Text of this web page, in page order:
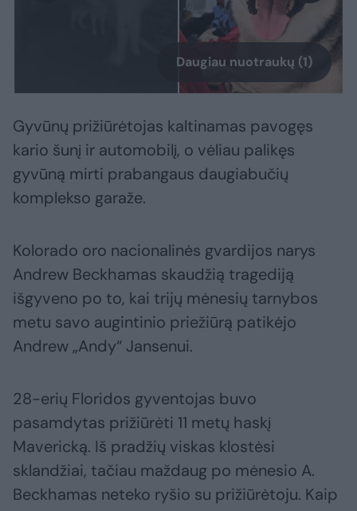
Daugiau nuotraukų (1)
Gyvūnų prižiūrėtojas kaltinamas pavogęs
kario šunį ir automobilį, o vėliau palikęs
gyvūną mirti prabangaus daugiabučių
komplekso garaže.
Kolorado oro nacionalinės gvardijos narys
Andrew Beckhamas skaudžią tragediją
išgyveno po to, kai trijų mėnesių tarnybos
metu savo augintinio priežiūrą patikėjo
Andrew „Andy“ Jansenui.
28-erių Floridos gyventojas buvo
pasamdytas prižiūrėti 11 metų haskį
Mavericką. Iš pradžių viskas klostėsi
sklandžiai, tačiau maždaug po mėnesio A.
Beckhamas neteko ryšio su prižiūrėtoju. Kaip